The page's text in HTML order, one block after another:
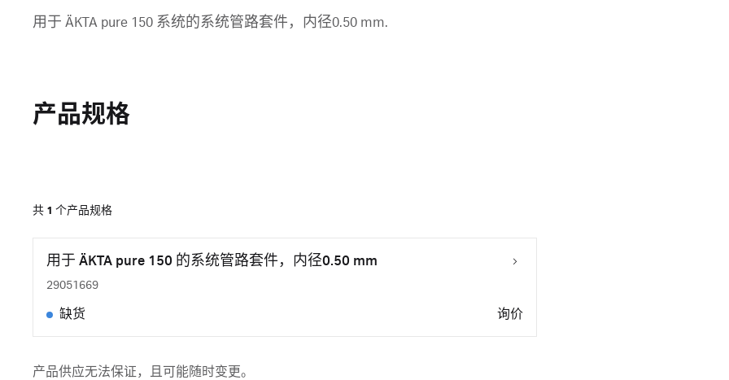
用于 ÄKTA pure 150 系统的系统管路套件，内径0.50 mm.
产品规格
共 1 个产品规格
用于 ÄKTA pure 150 的系统管路套件，内径0.50 mm
29051669
缺货 询价
产品供应无法保证，且可能随时变更。